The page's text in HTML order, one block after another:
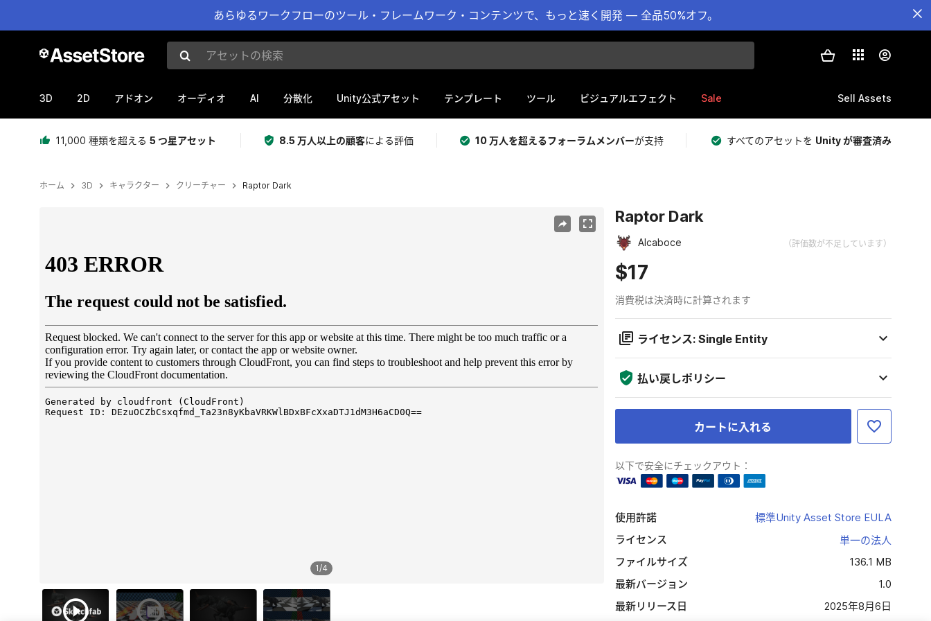
あらゆるワークフローのツール・フレームワーク・コンテンツで、もっと速く開発 — 全品50%オフ。
アセットの検索
3D 2D アドオン オーディオ AI 分散化 Unity公式アセット テンプレート ツール ビジュアルエフェクト Sale Sell Assets
11,000 種類を超える 5 つ星アセット 8.5 万人以上の顧客による評価 10 万人を超えるフォーラムメンバーが支持 すべてのアセットを Unity が審査済み
ホーム 3D キャラクター クリーチャー Raptor Dark
1/4
Raptor Dark
Alcaboce （評価数が不足しています）
$17
消費税は決済時に計算されます
ライセンス: Single Entity
払い戻しポリシー
カートに入れる
以下で安全にチェックアウト：
使用許諾
標準Unity Asset Store EULA
ライセンス
単一の法人
ファイルサイズ
136.1 MB
最新バージョン
1.0
最新リリース日
2025年8月6日